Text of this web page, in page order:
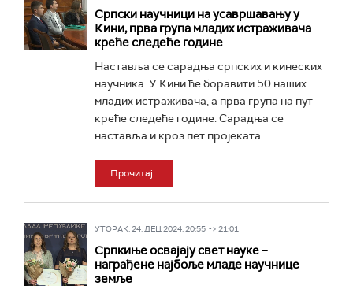
Српски научници на усавршавању у
Кини, прва група младих истраживача
креће следеће године
Наставља се сарадња српских и кинеских
научника. У Кини ће боравити 50 наших
младих истраживача, а прва група на пут
креће следеће године. Сарадња се
наставља и кроз пет пројеката...
Прочитај
УТОРАК, 24. ДЕЦ 2024, 20:55 -> 21:01
Српкиње освајају свет науке –
награђене најбоље младе научнице
земље